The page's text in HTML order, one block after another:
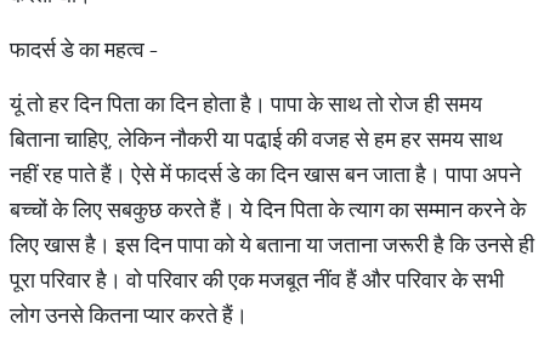
फादर्स डे का महत्व -
यूं तो हर दिन पिता का दिन होता है। पापा के साथ तो रोज ही समय
बिताना चाहिए, लेकिन नौकरी या पढा़ई की वजह से हम हर समय साथ
नहीं रह पाते हैं। ऐसे में फादर्स डे का दिन खास बन जाता है। पापा अपने
बच्चों के लिए सबकुछ करते हैं। ये दिन पिता के त्याग का सम्मान करने के
लिए खास है। इस दिन पापा को ये बताना या जताना जरूरी है कि उनसे ही
पूरा परिवार है। वो परिवार की एक मजबूत नींव हैं और परिवार के सभी
लोग उनसे कितना प्यार करते हैं।